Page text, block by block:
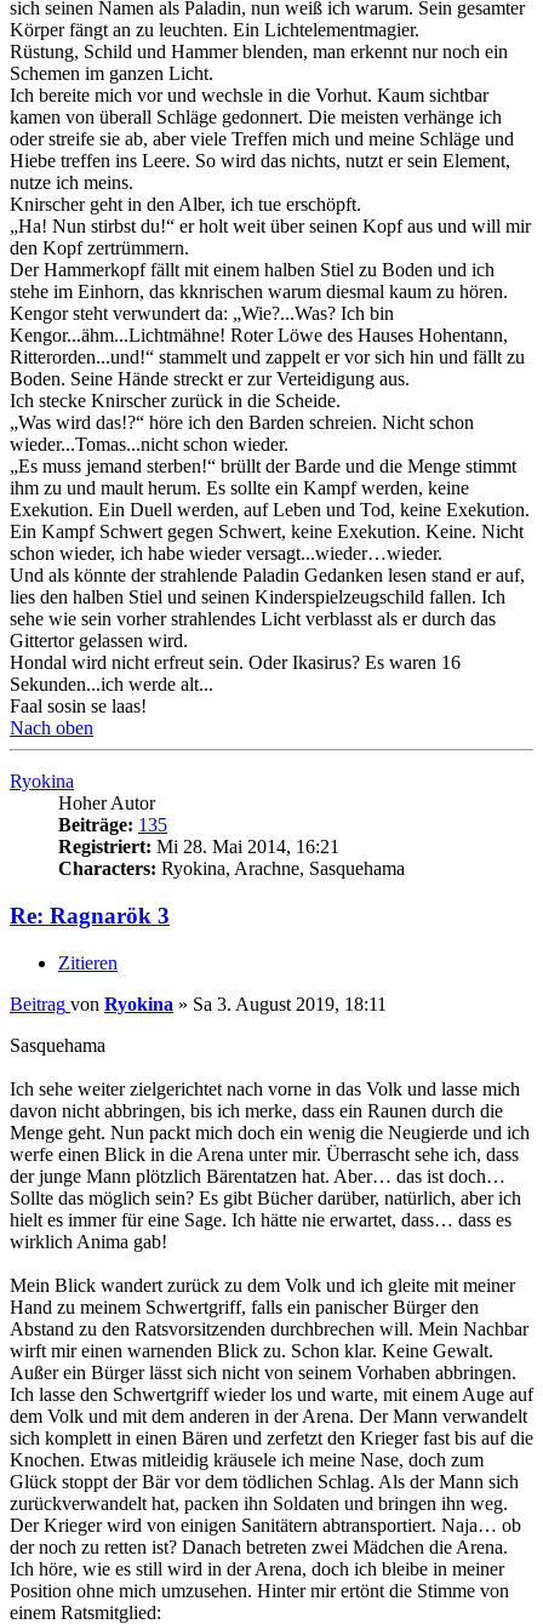
sich seinen Namen als Paladin, nun weiß ich warum. Sein gesamter
Körper fängt an zu leuchten. Ein Lichtelementmagier.
Rüstung, Schild und Hammer blenden, man erkennt nur noch ein
Schemen im ganzen Licht.
Ich bereite mich vor und wechsle in die Vorhut. Kaum sichtbar
kamen von überall Schläge gedonnert. Die meisten verhänge ich
oder streife sie ab, aber viele Treffen mich und meine Schläge und
Hiebe treffen ins Leere. So wird das nichts, nutzt er sein Element,
nutze ich meins.
Knirscher geht in den Alber, ich tue erschöpft.
„Ha! Nun stirbst du!“ er holt weit über seinen Kopf aus und will mir
den Kopf zertrümmern.
Der Hammerkopf fällt mit einem halben Stiel zu Boden und ich
stehe im Einhorn, das kknrischen warum diesmal kaum zu hören.
Kengor steht verwundert da: „Wie?...Was? Ich bin
Kengor...ähm...Lichtmähne! Roter Löwe des Hauses Hohentann,
Ritterorden...und!“ stammelt und zappelt er vor sich hin und fällt zu
Boden. Seine Hände streckt er zur Verteidigung aus.
Ich stecke Knirscher zurück in die Scheide.
„Was wird das!?“ höre ich den Barden schreien. Nicht schon
wieder...Tomas...nicht schon wieder.
„Es muss jemand sterben!“ brüllt der Barde und die Menge stimmt
ihm zu und mault herum. Es sollte ein Kampf werden, keine
Exekution. Ein Duell werden, auf Leben und Tod, keine Exekution.
Ein Kampf Schwert gegen Schwert, keine Exekution. Keine. Nicht
schon wieder, ich habe wieder versagt...wieder…wieder.
Und als könnte der strahlende Paladin Gedanken lesen stand er auf,
lies den halben Stiel und seinen Kinderspielzeugschild fallen. Ich
sehe wie sein vorher strahlendes Licht verblasst als er durch das
Gittertor gelassen wird.
Hondal wird nicht erfreut sein. Oder Ikasirus? Es waren 16
Sekunden...ich werde alt...
Faal sosin se laas!
Nach oben
Ryokina
Hoher Autor
Beiträge: 135
Registriert: Mi 28. Mai 2014, 16:21
Characters: Ryokina, Arachne, Sasquehama
Re: Ragnarök 3
Zitieren
Beitrag von Ryokina » Sa 3. August 2019, 18:11
Sasquehama
Ich sehe weiter zielgerichtet nach vorne in das Volk und lasse mich
davon nicht abbringen, bis ich merke, dass ein Raunen durch die
Menge geht. Nun packt mich doch ein wenig die Neugierde und ich
werfe einen Blick in die Arena unter mir. Überrascht sehe ich, dass
der junge Mann plötzlich Bärentatzen hat. Aber… das ist doch…
Sollte das möglich sein? Es gibt Bücher darüber, natürlich, aber ich
hielt es immer für eine Sage. Ich hätte nie erwartet, dass… dass es
wirklich Anima gab!
Mein Blick wandert zurück zu dem Volk und ich gleite mit meiner
Hand zu meinem Schwertgriff, falls ein panischer Bürger den
Abstand zu den Ratsvorsitzenden durchbrechen will. Mein Nachbar
wirft mir einen warnenden Blick zu. Schon klar. Keine Gewalt.
Außer ein Bürger lässt sich nicht von seinem Vorhaben abbringen.
Ich lasse den Schwertgriff wieder los und warte, mit einem Auge auf
dem Volk und mit dem anderen in der Arena. Der Mann verwandelt
sich komplett in einen Bären und zerfetzt den Krieger fast bis auf die
Knochen. Etwas mitleidig kräusele ich meine Nase, doch zum
Glück stoppt der Bär vor dem tödlichen Schlag. Als der Mann sich
zurückverwandelt hat, packen ihn Soldaten und bringen ihn weg.
Der Krieger wird von einigen Sanitätern abtransportiert. Naja… ob
der noch zu retten ist? Danach betreten zwei Mädchen die Arena.
Ich höre, wie es still wird in der Arena, doch ich bleibe in meiner
Position ohne mich umzusehen. Hinter mir ertönt die Stimme von
einem Ratsmitglied: